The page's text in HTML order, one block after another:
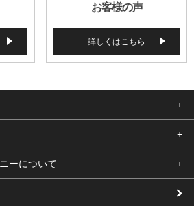
お客様の声
詳しくはこちら
ーについて